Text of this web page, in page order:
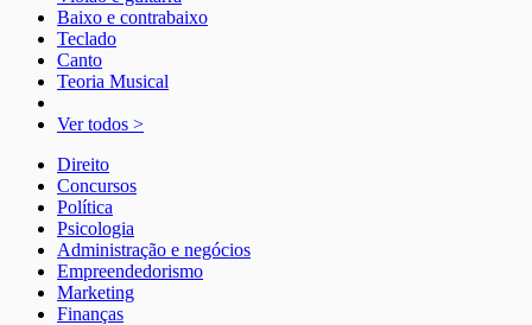
Baixo e contrabaixo
Teclado
Canto
Teoria Musical
Ver todos >
Direito
Concursos
Política
Psicologia
Administração e negócios
Empreendedorismo
Marketing
Finanças